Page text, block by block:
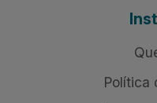
Política